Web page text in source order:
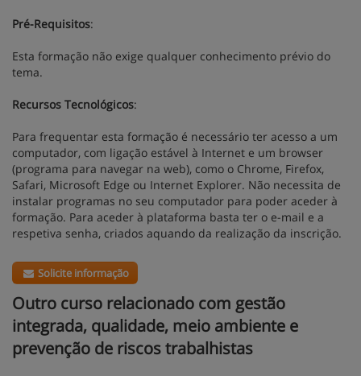
Pré-Requisitos:
Esta formação não exige qualquer conhecimento prévio do
tema.
Recursos Tecnológicos:
Para frequentar esta formação é necessário ter acesso a um
computador, com ligação estável à Internet e um browser
(programa para navegar na web), como o Chrome, Firefox,
Safari, Microsoft Edge ou Internet Explorer. Não necessita de
instalar programas no seu computador para poder aceder à
formação. Para aceder à plataforma basta ter o e-mail e a
respetiva senha, criados aquando da realização da inscrição.
Solicite informação
Outro curso relacionado com gestão
integrada, qualidade, meio ambiente e
prevenção de riscos trabalhistas